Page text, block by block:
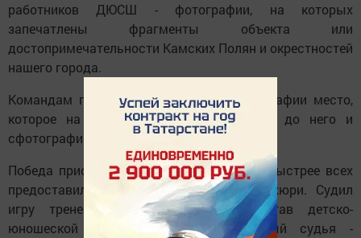
работников ДЮСШ - фотографии, на которых
запечатлены фрагменты объекта или
достопримечательности Камских Полян и окрестностей
нашего города.
Командам предстояло угадать по фотографии место,
которое на нем изображено, добраться до него и
сфотографировать.
Победа присуждалась команде, которая быстрее всех
предоставила все фотографии членам жюри. Судил
игру тренерско-преподавательский состав детско-
юношеской спортивной школы, главный судья -